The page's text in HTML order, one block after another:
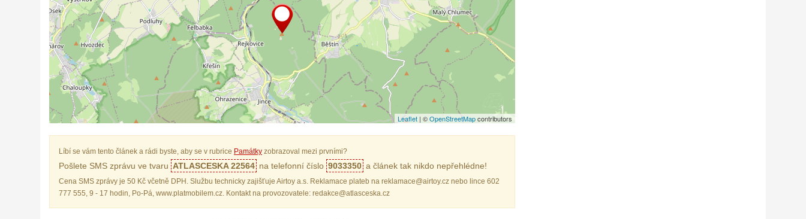
Leaflet| ©OpenStreetMapcontributors
Líbí se vám tento článek a rádi byste, aby se v rubrice Památky zobrazoval mezi prvními?
Pošlete SMS zprávu ve tvaru ATLASCESKA 22564 na telefonní číslo 9033350 a článek tak nikdo nepřehlédne!
Cena SMS zprávy je 50 Kč včetně DPH. Službu technicky zajišťuje Airtoy a.s. Reklamace plateb na reklamace@airtoy.cz nebo lince 602
777 555, 9 - 17 hodin, Po-Pá, www.platmobilem.cz. Kontakt na provozovatele: redakce@atlasceska.cz